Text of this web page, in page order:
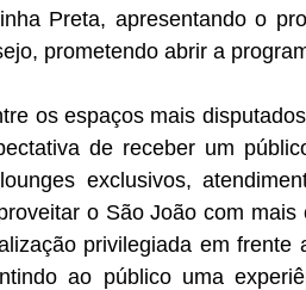
Preta, apresentando o
prometendo abrir a
os espaços mais
de receber um
exclusivos,
o São João com
privilegiada em
ao público uma